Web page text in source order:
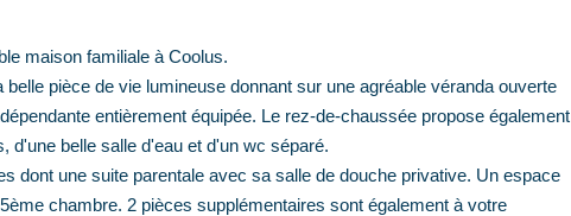
maison familiale à Coolus.
pièce de vie lumineuse donnant sur une agréable véranda ouverte
entièrement équipée. Le rez-de-chaussée propose également
d'une belle salle d'eau et d'un wc séparé.
dont une suite parentale avec sa salle de douche privative. Un espace
chambre. 2 pièces supplémentaires sont également à votre